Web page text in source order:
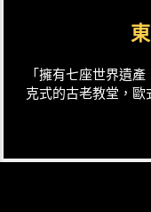
「擁有七座世界遺
克式的古老教堂，歐